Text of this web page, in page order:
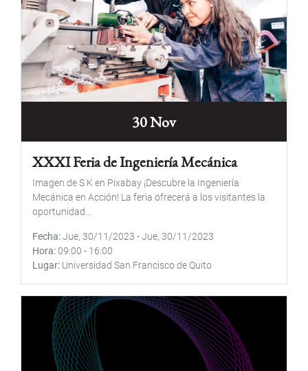
30 Nov
XXXI Feria de Ingeniería Mecánica
Imagen de S K en Pixabay ¡Descubre la Ingeniería
Mecánica en Acción! La feria ofrecerá a los visitantes la
oportunidad...
Fecha Jue, 30/11/2023 -Jue, 30/11/2023
Hora 09:00 - 16:00
Lugar Universidad San Francisco de Quito